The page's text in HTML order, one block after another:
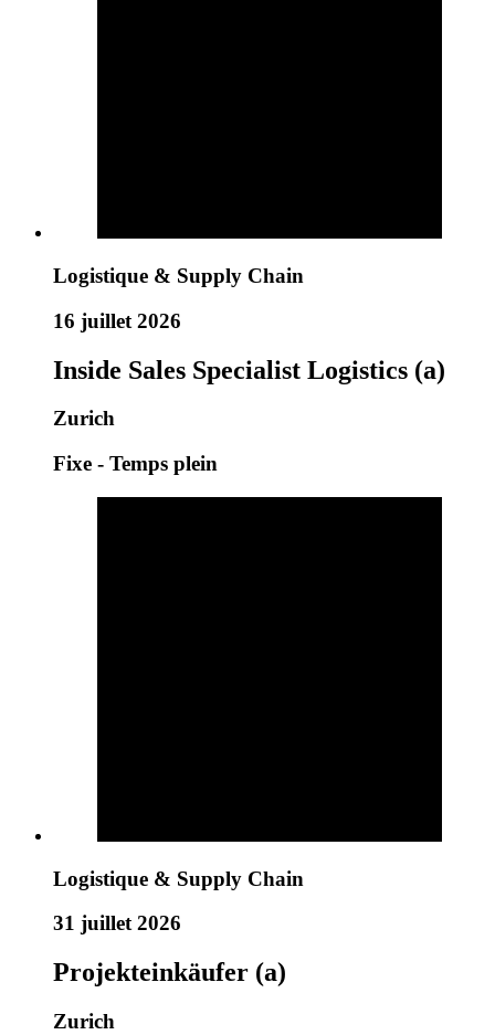
Logistique & Supply Chain
16 juillet 2026
Inside Sales Specialist Logistics (a)
Zurich
Fixe - Temps plein
Logistique & Supply Chain
31 juillet 2026
Projekteinkäufer (a)
Zurich